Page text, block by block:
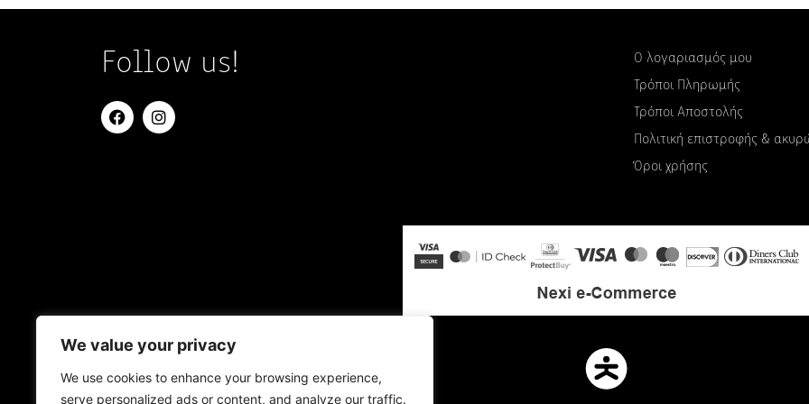
We value your privacy
We use cookies to enhance your browsing experience,
serve personalized ads or content, and analyze our traffic.
Follow us!
Ο λογαριασμός μου
Τρόποι Πληρωμής
Τρόποι Αποστολής
Πολιτική επιστροφής &
Όροι χρήσης